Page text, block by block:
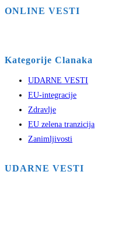
ONLINE VESTI
Kategorije Clanaka
UDARNE VESTI
EU-integracije
Zdravlje
EU zelena tranzicija
Zanimljivosti
UDARNE VESTI